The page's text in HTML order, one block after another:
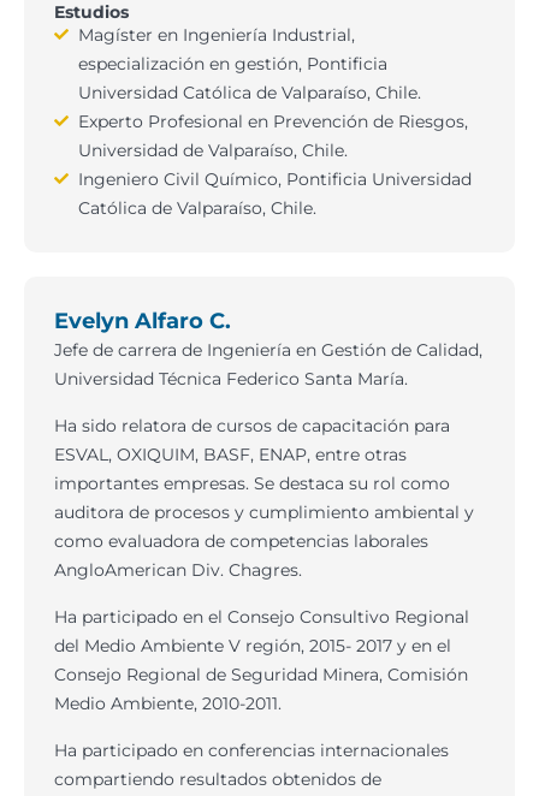
Estudios
Magíster en Ingeniería Industrial,
especialización en gestión, Pontificia
Universidad Católica de Valparaíso, Chile.
Experto Profesional en Prevención de Riesgos,
Universidad de Valparaíso, Chile.
Ingeniero Civil Químico, Pontificia Universidad
Católica de Valparaíso, Chile.
Evelyn Alfaro C.
Jefe de carrera de Ingeniería en Gestión de Calidad,
Universidad Técnica Federico Santa María.
Ha sido relatora de cursos de capacitación para
ESVAL, OXIQUIM, BASF, ENAP, entre otras
importantes empresas. Se destaca su rol como
auditora de procesos y cumplimiento ambiental y
como evaluadora de competencias laborales
AngloAmerican Div. Chagres.
Ha participado en el Consejo Consultivo Regional
del Medio Ambiente V región, 2015- 2017 y en el
Consejo Regional de Seguridad Minera, Comisión
Medio Ambiente, 2010-2011.
Ha participado en conferencias internacionales
compartiendo resultados obtenidos de